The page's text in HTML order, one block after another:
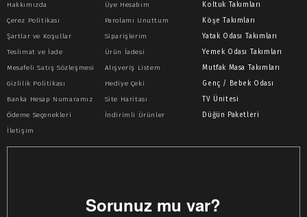
Hakkımızda
Çerez Politikası
Şartlar ve Koşullar
Teslimat ve İade
Mesafeli Satış Sözleşmesi
Gizlilik Politikası
Banka Hesap Numaramız
Ödeme Seçenekleri
İletişim
Üye Hesabım
Parolamı Unuttum
Siparişlerim
Ürün İadesi
Alışveriş Listem
Hediye Çeki
Site Haritası
İndirimli Ürünler
Koltuk Takımları
Köşe Takımları
Yatak Odası Takımları
Yemek Odası Takımları
Mutfak Masa Takımları
Genç / Bebek Odası
TV Ünitesi
Düğün Paketleri
Sorunuz mu var?